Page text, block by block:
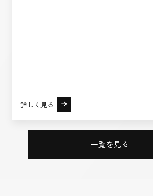
詳しく見る
一覧を見る